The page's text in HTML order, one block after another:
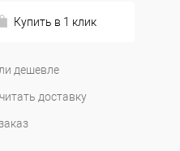
Купить в 1 клик
дешевле
доставку